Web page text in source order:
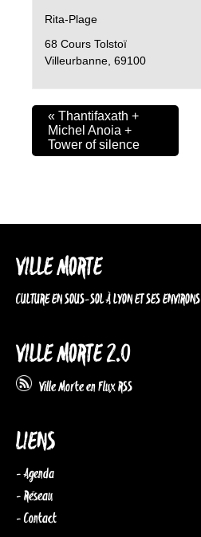
Rita-Plage
68 Cours Tolstoï
Villeurbanne, 69100
« Thantifaxath +
Michel Anoia +
Tower of silence
VILLE MORTE
CULTURE EN SOUS-SOL À LYON ET SES ENVIRONS
VILLE MORTE 2.0
Ville Morte en Flux RSS
LIENS
- Agenda
- Réseau
- Contact